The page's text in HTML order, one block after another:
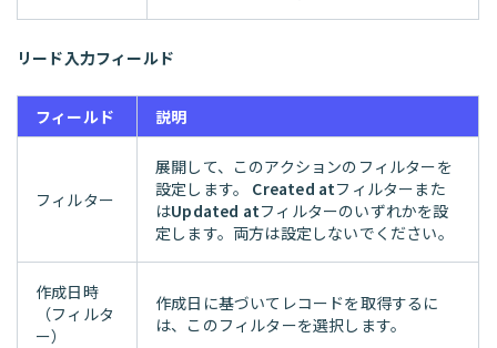
リード入力フィールド
フィールド 説明
フィルター
展開して、このアクションのフィルターを
設定します。 Created atフィルターまた
はUpdated atフィルターのいずれかを設
定します。両方は設定しないでください。
作成日時
（フィルタ
ー）
作成日に基づいてレコードを取得するに
は、このフィルターを選択します。